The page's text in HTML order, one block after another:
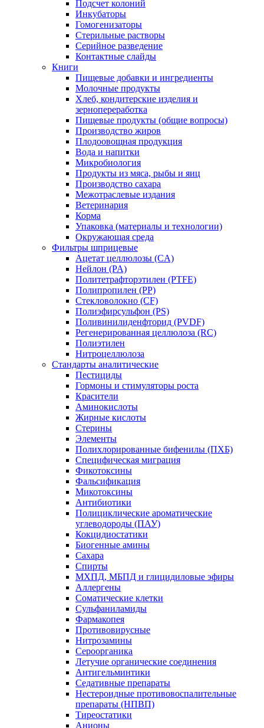
Подсчет колоний
Инкубаторы
Гомогенизаторы
Стерильные растворы
Серийное разведение
Контактные слайды
Книги
Пищевые добавки и ингредиенты
Молочные продукты
Хлеб, кондитерские изделия и
зернопереработка
Пищевые продукты (общие вопросы)
Производство жиров
Плодоовощная продукция
Вода и напитки
Микробиология
Продукты из мяса, рыбы и яиц
Производство сахара
Межотраслевые издания
Ветеринария
Корма
Упаковка (материалы и технологии)
Окружающая среда
Фильтры шприцевые
Ацетат целлюлозы (CA)
Нейлон (PA)
Политетрафторэтилен (PTFE)
Полипропилен (PP)
Стекловолокно (CF)
Полиэфирсульфон (PS)
Поливинилиденфторид (PVDF)
Регенерированная целлюлоза (RC)
Полиэтилен
Нитроцеллюлоза
Стандарты аналитические
Пестициды
Гормоны и стимуляторы роста
Красители
Аминокислоты
Жирные кислоты
Стерины
Элементы
Полихлорированные бифенилы (ПХБ)
Специфическая миграция
Фикотоксины
Фальсификация
Микотоксины
Антибиотики
Полициклические ароматические
углеводороды (ПАУ)
Кокцидиостатики
Биогенные амины
Сахара
Спирты
МХПД, МБПД и глицидиловые эфиры
Аллергены
Соматические клетки
Сульфаниламиды
Фармакопея
Противовирусные
Нитрозамины
Сероорганика
Летучие органические соединения
Антигельминтики
Седативные препараты
Нестероидные противовоспалительные
препараты (НПВП)
Тиреостатики
Анионы